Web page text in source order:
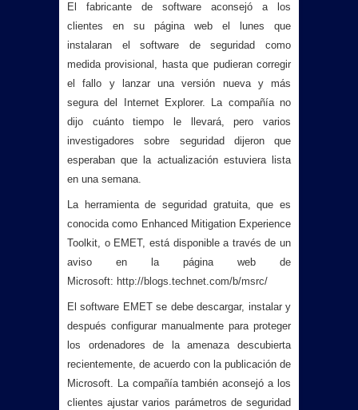
El fabricante de software aconsejó a los
clientes en su página web el lunes que
instalaran el software de seguridad como
medida provisional, hasta que pudieran corregir
el fallo y lanzar una versión nueva y más
segura del Internet Explorer. La compañía no
dijo cuánto tiempo le llevará, pero varios
investigadores sobre seguridad dijeron que
esperaban que la actualización estuviera lista
en una semana.
La herramienta de seguridad gratuita, que es
conocida como Enhanced Mitigation Experience
Toolkit, o EMET, está disponible a través de un
aviso en la página web de
Microsoft: http://blogs.technet.com/b/msrc/
El software EMET se debe descargar, instalar y
después configurar manualmente para proteger
los ordenadores de la amenaza descubierta
recientemente, de acuerdo con la publicación de
Microsoft. La compañía también aconsejó a los
clientes ajustar varios parámetros de seguridad